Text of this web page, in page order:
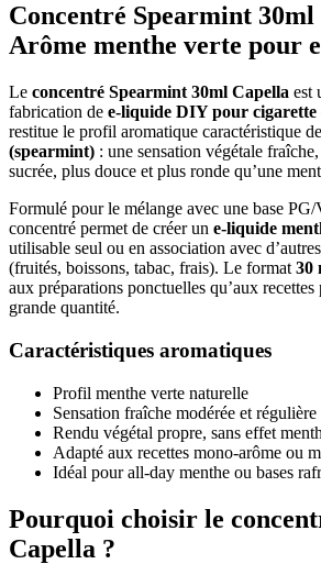
Concentré Spearmint 30ml
Arôme menthe verte pour
Le concentré Spearmint 30ml Capella est
fabrication de e-liquide DIY pour cigarette
restitue le profil aromatique caractéristique
(spearmint) : une sensation végétale
sucrée, plus douce et plus ronde qu’une
Formulé pour le mélange avec une base
concentré permet de créer un e-liquide
utilisable seul ou en association avec
(fruités, boissons, tabac, frais). Le format 30
aux préparations ponctuelles qu’aux recettes
grande quantité.
Caractéristiques aromatiques
Profil menthe verte naturelle
Sensation fraîche modérée et régulière
Rendu végétal propre, sans effet
Adapté aux recettes mono-arôme ou
Idéal pour all-day menthe ou bases
Pourquoi choisir le
Capella ?